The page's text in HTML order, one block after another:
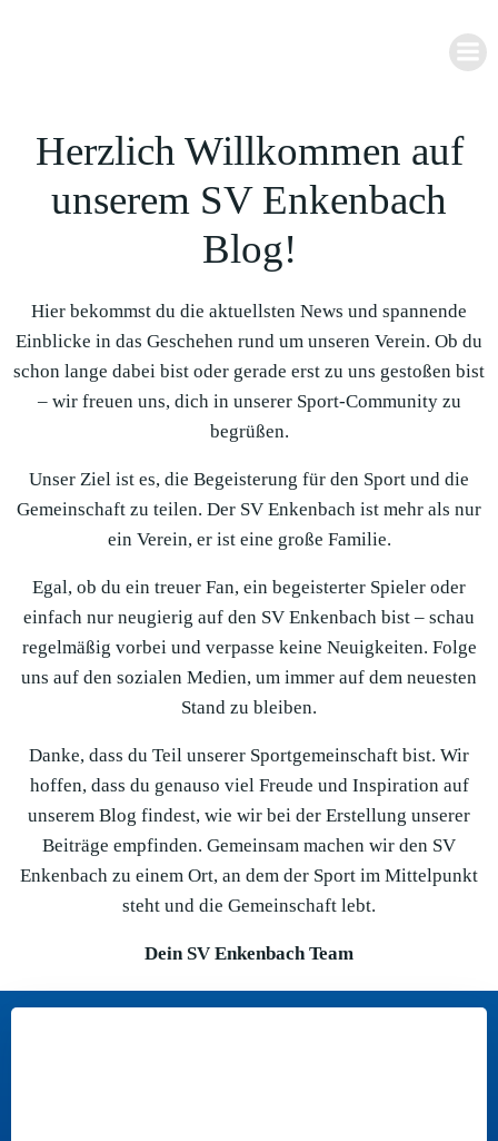
Herzlich Willkommen auf
unserem SV Enkenbach
Blog!
Hier bekommst du die aktuellsten News und spannende
Einblicke in das Geschehen rund um unseren Verein. Ob du
schon lange dabei bist oder gerade erst zu uns gestoßen bist
– wir freuen uns, dich in unserer Sport-Community zu
begrüßen.
Unser Ziel ist es, die Begeisterung für den Sport und die
Gemeinschaft zu teilen. Der SV Enkenbach ist mehr als nur
ein Verein, er ist eine große Familie.
Egal, ob du ein treuer Fan, ein begeisterter Spieler oder
einfach nur neugierig auf den SV Enkenbach bist – schau
regelmäßig vorbei und verpasse keine Neuigkeiten. Folge
uns auf den sozialen Medien, um immer auf dem neuesten
Stand zu bleiben.
Danke, dass du Teil unserer Sportgemeinschaft bist. Wir
hoffen, dass du genauso viel Freude und Inspiration auf
unserem Blog findest, wie wir bei der Erstellung unserer
Beiträge empfinden. Gemeinsam machen wir den SV
Enkenbach zu einem Ort, an dem der Sport im Mittelpunkt
steht und die Gemeinschaft lebt.
Dein SV Enkenbach Team